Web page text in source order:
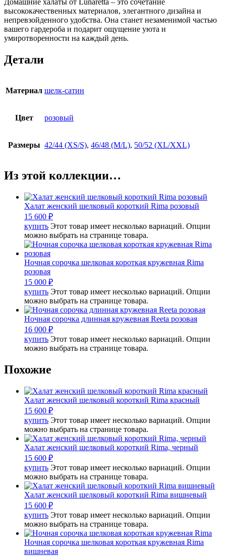
высококачественных материалов, элегантного дизайна и
непревзойденного удобства. Она станет незаменимой частью
вашего гардероба и подарит ощущение уюта и
умиротворенности на каждый день.
Детали
Материал шелк-сатин
Цвет розовый
Размеры 42/44 (XS/S), 46/48 (M/L), 50/52 (XL/XXL)
Из этой коллекции…
Халат женский шелковый короткий Rima розовый
15 600 ₽
купить Этот товар имеет несколько вариаций. Опции
можно выбрать на странице товара.
Ночная сорочка шелковая короткая кружевная Rima
розовая
15 000 ₽
купить Этот товар имеет несколько вариаций. Опции
можно выбрать на странице товара.
Ночная сорочка длинная кружевная Reeta розовая
16 000 ₽
купить Этот товар имеет несколько вариаций. Опции
можно выбрать на странице товара.
Похожие
Халат женский шелковый короткий Rima красный
15 600 ₽
купить Этот товар имеет несколько вариаций. Опции
можно выбрать на странице товара.
Халат женский шелковый короткий Rima, черный
15 600 ₽
купить Этот товар имеет несколько вариаций. Опции
можно выбрать на странице товара.
Халат женский шелковый короткий Rima вишневый
15 600 ₽
купить Этот товар имеет несколько вариаций. Опции
можно выбрать на странице товара.
Ночная сорочка шелковая короткая кружевная Rima
вишневая